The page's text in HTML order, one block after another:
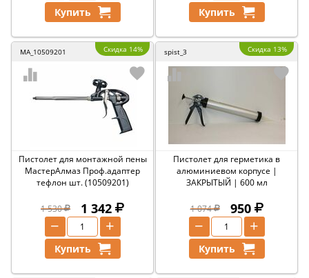
Купить Купить
MA_10509201 Скидка 14%
Пистолет для монтажной пены
МастерАлмаз Проф.адаптер
тефлон шт. (10509201)
1 530 1 342
+
−
Купить
spist_3 Скидка 13%
Пистолет для герметика в
алюминиевом корпусе |
ЗАКРЫТЫЙ | 600 мл
1 074 950
+
−
Купить